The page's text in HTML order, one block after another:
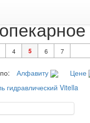
4 5 6 7
Алфавиту
Цене
гидравлический Vitella